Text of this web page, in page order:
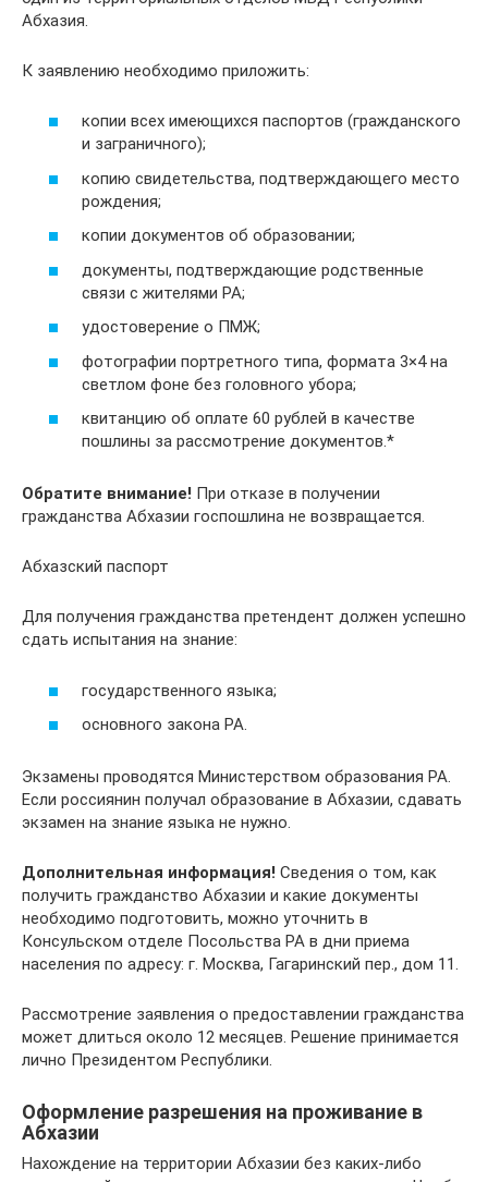
Абхазия.
К заявлению необходимо приложить:
копии всех имеющихся паспортов (гражданского
и заграничного);
копию свидетельства, подтверждающего место
рождения;
копии документов об образовании;
документы, подтверждающие родственные
связи с жителями РА;
удостоверение о ПМЖ;
фотографии портретного типа, формата 3×4 на
светлом фоне без головного убора;
квитанцию об оплате 60 рублей в качестве
пошлины за рассмотрение документов.*
Обратите внимание! При отказе в получении
гражданства Абхазии госпошлина не возвращается.
Абхазский паспорт
Для получения гражданства претендент должен успешно
сдать испытания на знание:
государственного языка;
основного закона РА.
Экзамены проводятся Министерством образования РА.
Если россиянин получал образование в Абхазии, сдавать
экзамен на знание языка не нужно.
Дополнительная информация! Сведения о том, как
получить гражданство Абхазии и какие документы
необходимо подготовить, можно уточнить в
Консульском отделе Посольства РА в дни приема
населения по адресу: г. Москва, Гагаринский пер., дом 11.
Рассмотрение заявления о предоставлении гражданства
может длиться около 12 месяцев. Решение принимается
лично Президентом Республики.
Оформление разрешения на проживание в
Абхазии
Нахождение на территории Абхазии без каких-либо